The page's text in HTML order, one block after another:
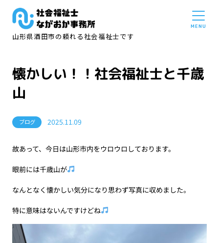
山形県酒田市の頼れる社会福祉士です
懐かしい！！社会福祉士と千歳
山
ブログ 2025.11.09
故あって、今日は山形市内をウロウロしております。
眼前には千歳山が
なんとなく懐かしい気分になり思わず写真に収めました。
特に意味はないんですけどね